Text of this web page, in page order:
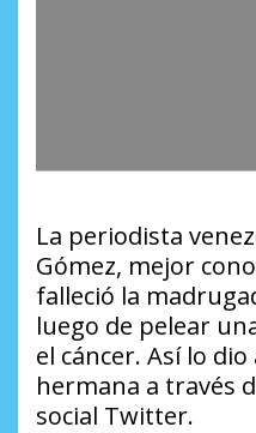
La periodista
Gómez, mejor
falleció la
luego de pelear
el cáncer. Así lo
hermana a través
social Twitter.